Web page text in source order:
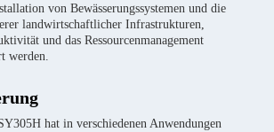
von Bewässerungssystemen und die
landwirtschaftlicher Infrastrukturen,
und das Ressourcenmanagement
werden.
hat in verschiedenen Anwendungen